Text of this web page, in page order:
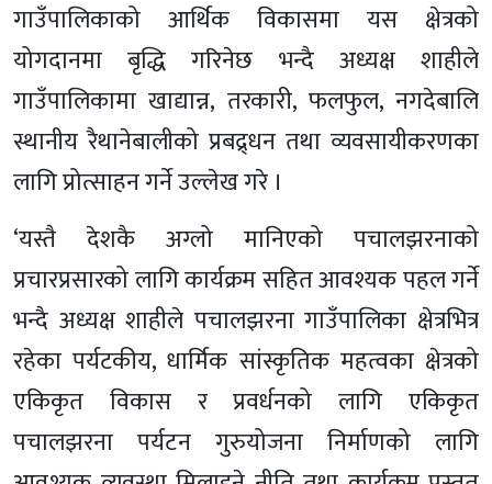
गाउँपालिकाको आर्थिक विकासमा यस क्षेत्रको
योगदानमा बृद्धि गरिनेछ भन्दै अध्यक्ष शाहीले
गाउँपालिकामा खाद्यान्न, तरकारी, फलफुल, नगदेबालि
स्थानीय रैथानेबालीको प्रबद्र्धन तथा व्यवसायीकरणका
लागि प्रोत्साहन गर्ने उल्लेख गरे ।
‘यस्तै देशकै अग्लो मानिएको पचालझरनाको
प्रचारप्रसारको लागि कार्यक्रम सहित आवश्यक पहल गर्ने
भन्दै अध्यक्ष शाहीले पचालझरना गाउँपालिका क्षेत्रभित्र
रहेका पर्यटकीय, धार्मिक सांस्कृतिक महत्वका क्षेत्रको
एकिकृत विकास र प्रवर्धनको लागि एकिकृत
पचालझरना पर्यटन गुरुयोजना निर्माणको लागि